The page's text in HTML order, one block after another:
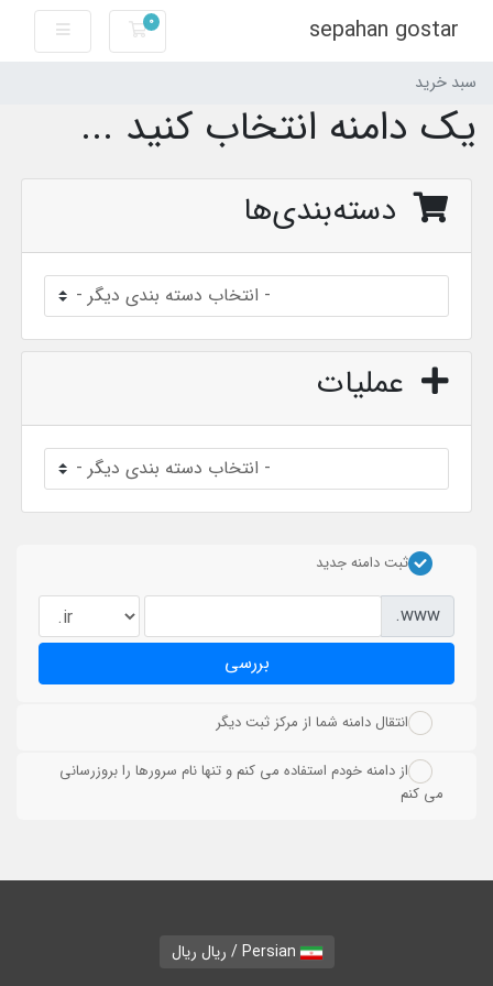
sepahan gostar
0 سبد خرید
سبد خرید
یک دامنه انتخاب کنید ...
دسته‌بندی‌ها
عملیات
ثبت دامنه جدید
www.
بررسی
انتقال دامنه شما از مرکز ثبت دیگر
از دامنه خودم استفاده می کنم و تنها نام سرورها را بروزرسانی
می کنم